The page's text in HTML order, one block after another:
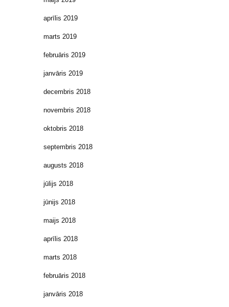
aprīlis 2019
marts 2019
februāris 2019
janvāris 2019
decembris 2018
novembris 2018
oktobris 2018
septembris 2018
augusts 2018
jūlijs 2018
jūnijs 2018
maijs 2018
aprīlis 2018
marts 2018
februāris 2018
janvāris 2018